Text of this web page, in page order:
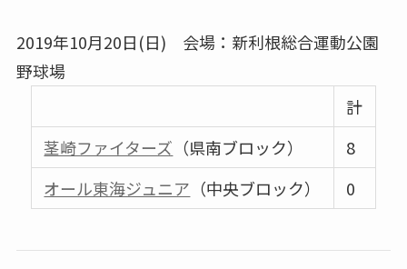
2019年10月20日(日) 会場：新利根総合運動公園
野球場
計
茎崎ファイターズ （県南ブロック）
8
オール東海ジュニア （中央ブロック） 0